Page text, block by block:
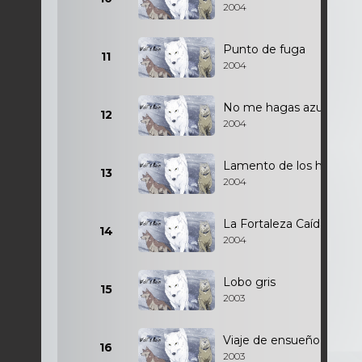
2004
11 Punto de fuga
2004
12 No me hagas azul
2004
13 Lamento de los
2004
14 La Fortaleza Caída
2004
15 Lobo gris
2003
16 Viaje de ensueño
2003